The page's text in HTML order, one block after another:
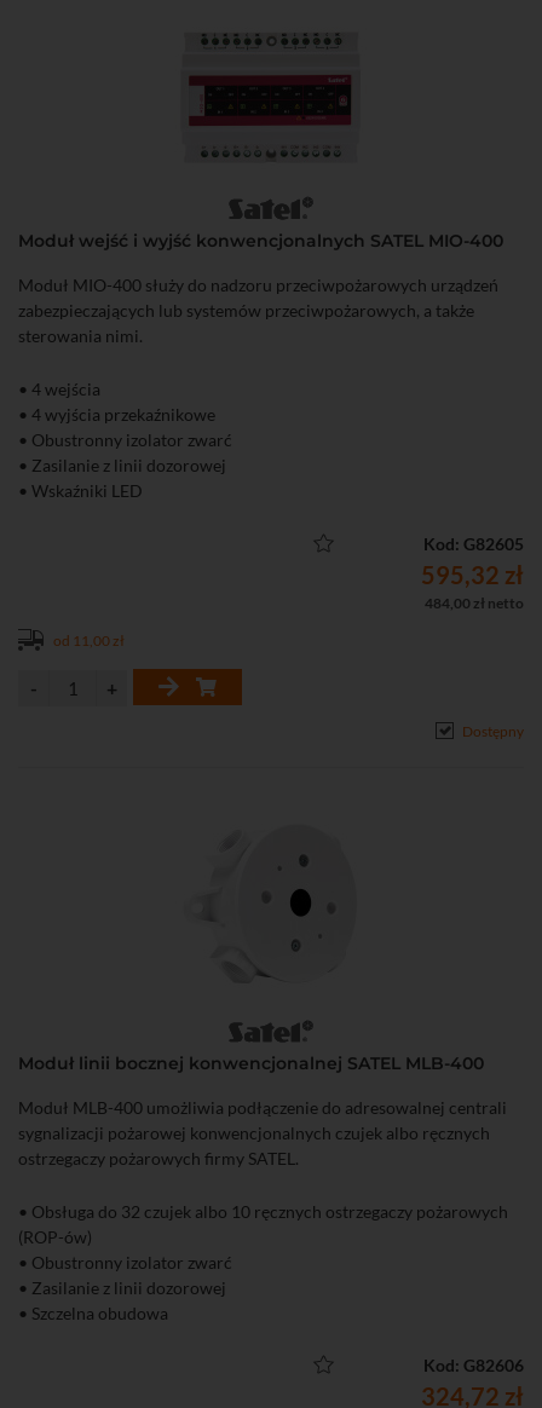
Moduł wejść i wyjść konwencjonalnych SATEL MIO-400
Moduł MIO-400 służy do nadzoru przeciwpożarowych urządzeń
zabezpieczających lub systemów przeciwpożarowych, a także
sterowania nimi.
• 4 wejścia
• 4 wyjścia przekaźnikowe
• Obustronny izolator zwarć
• Zasilanie z linii dozorowej
• Wskaźniki LED
Kod: G82605
595,32 zł
484,00 zł netto
od 11,00 zł
Dostępny
Moduł linii bocznej konwencjonalnej SATEL MLB-400
Moduł MLB-400 umożliwia podłączenie do adresowalnej centrali
sygnalizacji pożarowej konwencjonalnych czujek albo ręcznych
ostrzegaczy pożarowych firmy SATEL.
• Obsługa do 32 czujek albo 10 ręcznych ostrzegaczy pożarowych
(ROP-ów)
• Obustronny izolator zwarć
• Zasilanie z linii dozorowej
• Szczelna obudowa
Kod: G82606
324,72 zł